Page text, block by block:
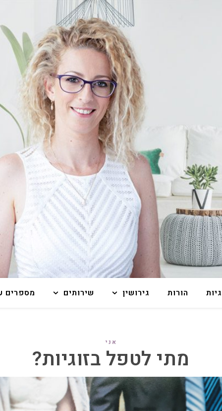
הורות גירושין שירותים מספרים
אני
מתי לטפל בזוגיות?